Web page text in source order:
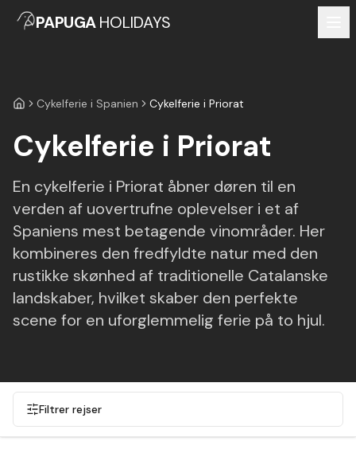
PAPUGAHOLIDAYS
ForsideCykelferie i Spanien Cykelferie i Priorat
Cykelferie i Priorat
En cykelferie i Priorat åbner døren til en
verden af uovertrufne oplevelser i et af
Spaniens mest betagende vinområder. Her
kombineres den fredfyldte natur med den
rustikke skønhed af traditionelle Catalanske
landskaber, hvilket skaber den perfekte
scene for en uforglemmelig ferie på to hjul.
Filtrer rejser